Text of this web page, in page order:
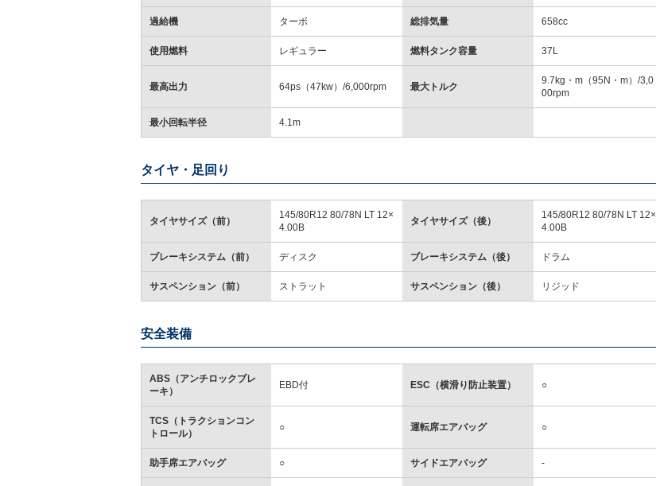
過給機 ターボ 総排気量 658cc
使用燃料 レギュラー 燃料タンク容量 37L
最高出力 64ps（47kw）/6,000rpm 最大トルク
9.7kg・m（95N・m）/3,0
00rpm
最小回転半径 4.1m
タイヤ・足回り
タイヤサイズ（前）
145/80R12 80/78N LT 12×
4.00B
タイヤサイズ（後）
145/80R12 80/78N LT 12×
4.00B
ブレーキシステム（前） ディスク ブレーキシステム（後） ドラム
サスペンション（前） ストラット サスペンション（後） リジッド
安全装備
ABS（アンチロックブレ
ーキ）
EBD付 ESC（横滑り防止装置） ○
TCS（トラクションコン
トロール）
○ 運転席エアバッグ ○
助手席エアバッグ ○ サイドエアバッグ -